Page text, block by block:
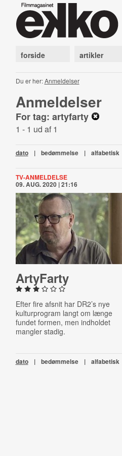
forside artikler
Du er her:Anmeldelser
Anmeldelser
For tag: artyfarty
1 - 1 ud af 1
dato | bedømmelse | alfabetisk
TV-ANMELDELSE
09. AUG. 2020 | 21:16
ArtyFarty
Efter fire afsnit har DR2’s nye
kulturprogram langt om længe
fundet formen, men indholdet
mangler stadig.
dato | bedømmelse | alfabetisk